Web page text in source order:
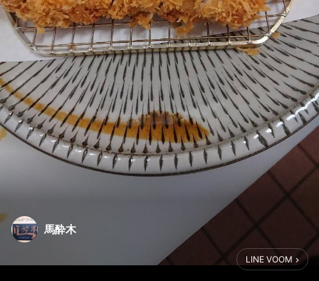
馬酔木
LINE VOOM